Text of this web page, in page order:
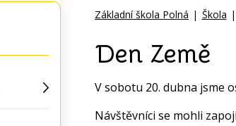
Základní škola Polná | Škola |
Den Země
V sobotu 20. dubna jsme
Návštěvníci se mohli